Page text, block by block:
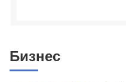
Бизнес